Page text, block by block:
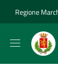
Regione